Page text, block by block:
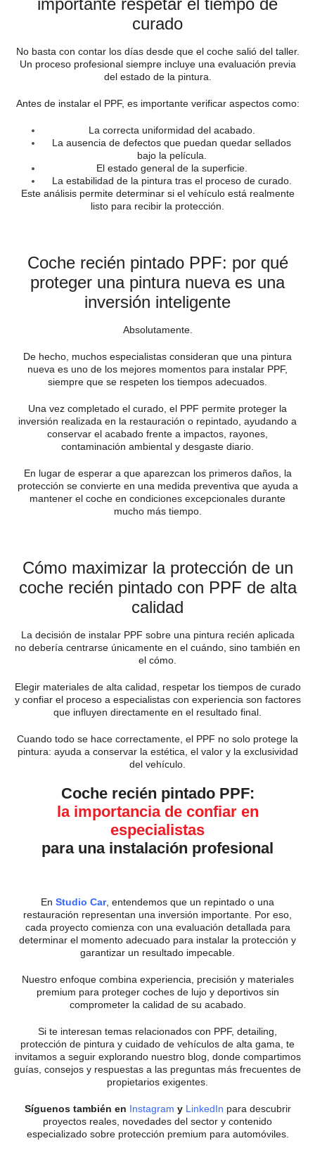
curado
No basta con contar los días desde que el coche salió del taller.
Un proceso profesional siempre incluye una evaluación previa
del estado de la pintura.
Antes de instalar el PPF, es importante verificar aspectos como:
La correcta uniformidad del acabado.
La ausencia de defectos que puedan quedar sellados
bajo la película.
El estado general de la superficie.
La estabilidad de la pintura tras el proceso de curado.
Este análisis permite determinar si el vehículo está realmente
listo para recibir la protección.
Coche recién pintado PPF: por qué
proteger una pintura nueva es una
inversión inteligente
Absolutamente.
De hecho, muchos especialistas consideran que una pintura
nueva es uno de los mejores momentos para instalar PPF,
siempre que se respeten los tiempos adecuados.
Una vez completado el curado, el PPF permite proteger la
inversión realizada en la restauración o repintado, ayudando a
conservar el acabado frente a impactos, rayones,
contaminación ambiental y desgaste diario.
En lugar de esperar a que aparezcan los primeros daños, la
protección se convierte en una medida preventiva que ayuda a
mantener el coche en condiciones excepcionales durante
mucho más tiempo.
Cómo maximizar la protección de un
coche recién pintado con PPF de alta
calidad
La decisión de instalar PPF sobre una pintura recién aplicada
no debería centrarse únicamente en el cuándo, sino también en
el cómo.
Elegir materiales de alta calidad, respetar los tiempos de curado
y confiar el proceso a especialistas con experiencia son factores
que influyen directamente en el resultado final.
Cuando todo se hace correctamente, el PPF no solo protege la
pintura: ayuda a conservar la estética, el valor y la exclusividad
del vehículo.
Coche recién pintado PPF:
la importancia de confiar en
especialistas
para una instalación profesional
En Studio Car, entendemos que un repintado o una
restauración representan una inversión importante. Por eso,
cada proyecto comienza con una evaluación detallada para
determinar el momento adecuado para instalar la protección y
garantizar un resultado impecable.
Nuestro enfoque combina experiencia, precisión y materiales
premium para proteger coches de lujo y deportivos sin
comprometer la calidad de su acabado.
Si te interesan temas relacionados con PPF, detailing,
protección de pintura y cuidado de vehículos de alta gama, te
invitamos a seguir explorando nuestro blog, donde compartimos
guías, consejos y respuestas a las preguntas más frecuentes de
propietarios exigentes.
Síguenos también en Instagram y LinkedIn para descubrir
proyectos reales, novedades del sector y contenido
especializado sobre protección premium para automóviles.